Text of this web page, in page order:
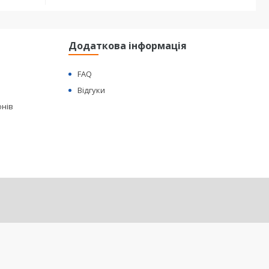
Додаткова інформація
FAQ
Відгуки